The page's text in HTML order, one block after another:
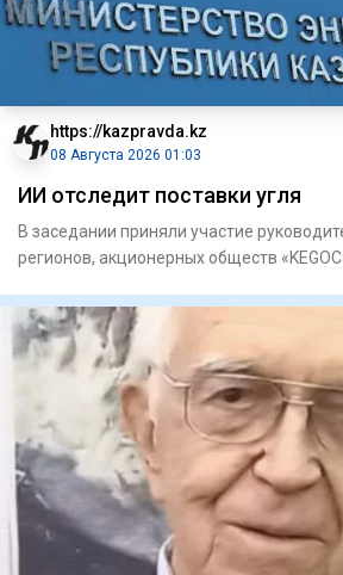
https://kazpravda.kz
08 Августа 2026 01:03
ИИ отследит поставки угля
В заседании приняли участие
регионов, акционерных обществ